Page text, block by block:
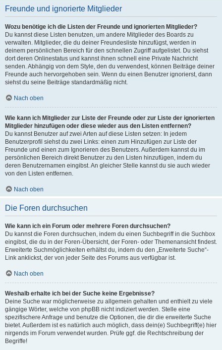
Freunde und ignorierte Mitglieder
Wozu benötige ich die Listen der Freunde und ignorierten Mitglieder?
Du kannst diese Listen benutzen, um andere Mitglieder des Boards zu
verwalten. Mitglieder, die du deiner Freundesliste hinzufügst, werden in
deinem persönlichen Bereich für den schnellen Zugriff aufgelistet. Du siehst
dort deren Onlinestatus und kannst ihnen schnell eine Private Nachricht
senden. Abhängig von dem Style, den du verwendest, können Beiträge deiner
Freunde auch hervorgehoben sein. Wenn du einen Benutzer ignorierst, dann
siehst du seine Beiträge standardmäßig nicht.
Nach oben
Wie kann ich Mitglieder zur Liste der Freunde oder zur Liste der ignorierten
Mitglieder hinzufügen oder diese wieder aus den Listen entfernen?
Du kannst Benutzer auf zwei Arten auf diese Listen setzen: In jedem
Benutzerprofil siehst du zwei Links: einen zum Hinzufügen zur Liste der
Freunde und einen zum Ignorieren des Benutzers. Außerdem kannst du im
persönlichen Bereich direkt Benutzer zu den Listen hinzufügen, indem du
deren Benutzernamen eingibst. An gleicher Stelle kannst du sie auch wieder
von den Listen entfernen.
Nach oben
Die Foren durchsuchen
Wie kann ich ein Forum oder mehrere Foren durchsuchen?
Du kannst die Foren durchsuchen, indem du einen Suchbegriff in die Suchbox
eingibst, die du in der Foren-Übersicht, der Foren- oder Themenansicht findest.
Erweiterte Suchmöglichkeiten erhältst du, indem du den „Erweiterte Suche“-
Link anklickst, der von jeder Seite des Forums aus verfügbar ist.
Nach oben
Weshalb erhalte ich bei der Suche keine Ergebnisse?
Deine Suche war möglicherweise zu allgemein gehalten und enthielt zu viele
gängige Wörter, welche von phpBB nicht indiziert werden. Stelle eine
spezifischere Anfrage und benutze die Optionen, die dir die erweiterte Suche
bietet. Außerdem ist es natürlich auch möglich, dass dein(e) Suchbegriff(e) hier
nirgends im Forum verwendet wurden. Prüfe ggf. die Rechtschreibung der
Begriffe!